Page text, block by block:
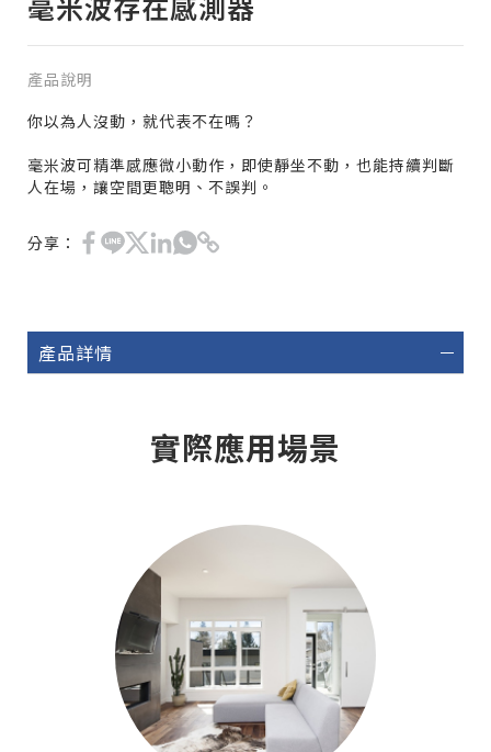
產品說明
你以為人沒動，就代表不在嗎？
毫米波可精準感應微小動作，即使靜坐不動，也能持續判斷
人在場，讓空間更聰明、不誤判。
分享：
產品詳情
實際應用場景